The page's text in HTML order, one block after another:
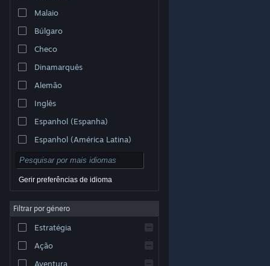
© Valve Corporation. Todos os direitos reservados.
respetivos proprietários nos E.U.A. e outros países.
Acessibilidade
Reembolsos|Cookies
Malaio
Búlgaro
Checo
Dinamarquês
Alemão
Inglês
Espanhol (Espanha)
Espanhol (América Latina)
Gerir preferências de idioma
Filtrar por género
Estratégia
Ação
Aventura